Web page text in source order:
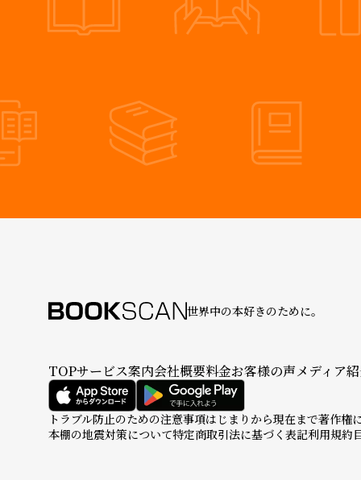
世界中の本好きのために。
TOPサービス案内会社概要料金お客様の声メディア
トラブル防止のための注意事項はじまりから現在まで著作権
本棚の地震対策について特定商取引法に基づく表記利用規約